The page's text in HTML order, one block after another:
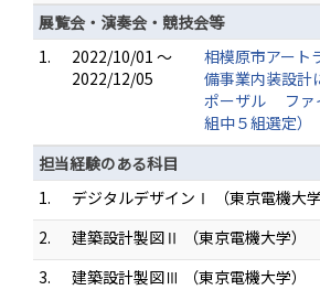
展覧会・演奏会・競技会等
1.
2022/10/01 ～
2022/12/05
相模原市アート
備事業内装設計
ポーザル ファ
組中５組選定）
担当経験のある科目
1.
デジタルデザインⅠ （東京電機大学
2.
建築設計製図Ⅱ （東京電機大学）
3.
建築設計製図Ⅲ （東京電機大学）